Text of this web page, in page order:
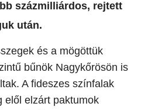
százmilliárdos, rejtett
után.
és a mögöttük
bűnök Nagykőrösön is
A fideszes színfalak
elől elzárt paktumok